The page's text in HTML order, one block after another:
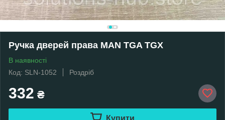
Ручка дверей права MAN TGA TGX
В наявності
Код: SLN-1052
Роздріб
332 ₴
Купити